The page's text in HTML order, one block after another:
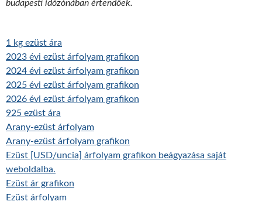
budapesti időzónában értendőek.
1 kg ezüst ára
2023 évi ezüst árfolyam grafikon
2024 évi ezüst árfolyam grafikon
2025 évi ezüst árfolyam grafikon
2026 évi ezüst árfolyam grafikon
925 ezüst ára
Arany-ezüst árfolyam
Arany-ezüst árfolyam grafikon
Ezüst [USD/uncia] árfolyam grafikon beágyazása saját
weboldalba.
Ezüst ár grafikon
Ezüst árfolyam